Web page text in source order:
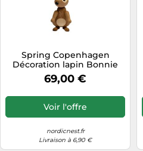
Spring Copenhagen
Décoration lapin Bonnie
12.5 cm Chêne
69,00 €
Voir l'offre
nordicnest.fr
Livraison à 6,90 €